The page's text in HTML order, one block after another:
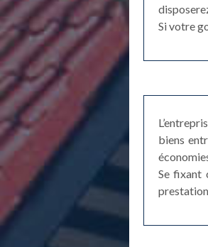
Si votre
biens
Se fixant